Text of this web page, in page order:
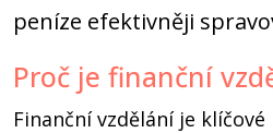
peníze efektivněji
Proč je finanční
Finanční vzdělání je